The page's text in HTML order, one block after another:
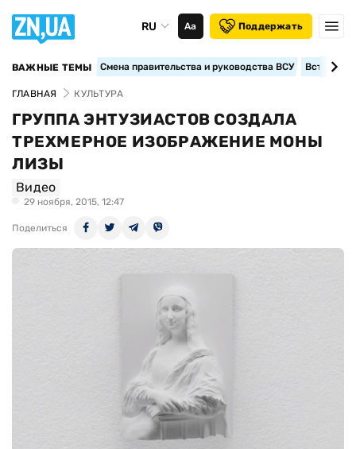
RU Аа Поддержать
ВАЖНЫЕ ТЕМЫ Смена правительства и руководства ВСУ
ГЛАВНАЯ КУЛЬТУРА
ГРУППА ЭНТУЗИАСТОВ СОЗДАЛА
ТРЕХМЕРНОЕ ИЗОБРАЖЕНИЕ МОНЫ
ЛИЗЫ
Видео
29 ноября, 2015, 12:47
Поделиться